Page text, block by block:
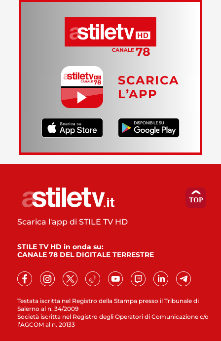
SCARICA
L’APP
Testata iscritta nel Registro della Stampa presso il Tribunale di
Salerno al n. 34/2009
Società iscritta nel Registro degli Operatori di Comunicazione c/o
l’AGCOM al n. 20133
Scarica l'app di STILE TV HD
STILE TV HD in onda su:
CANALE 78 DEL DIGITALE TERRESTRE